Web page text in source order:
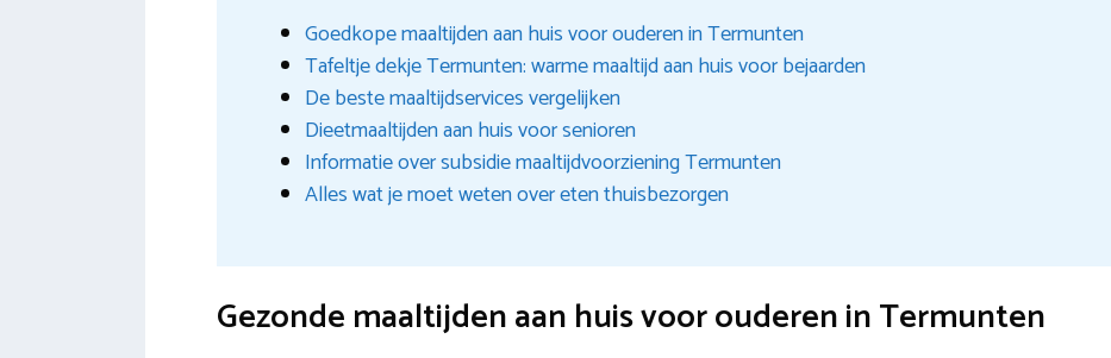
Goedkope maaltijden aan huis voor ouderen in Termunten
Tafeltje dekje Termunten: warme maaltijd aan huis voor bejaarden
De beste maaltijdservices vergelijken
Dieetmaaltijden aan huis voor senioren
Informatie over subsidie maaltijdvoorziening Termunten
Alles wat je moet weten over eten thuisbezorgen
Gezonde maaltijden aan huis voor ouderen in Termunten